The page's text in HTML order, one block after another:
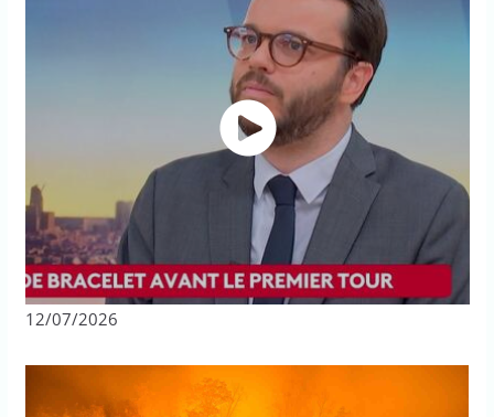
12/07/2026